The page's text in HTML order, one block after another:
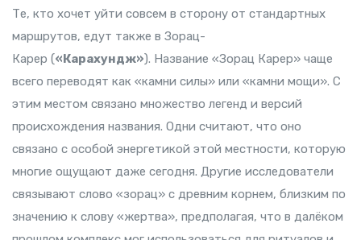
Те, кто хочет уйти совсем в сторону от стандартных
маршрутов, едут также в Зорац-
Карер («Карахундж»). Название «Зорац Карер» чаще
всего переводят как «камни силы» или «камни мощи». С
этим местом связано множество легенд и версий
происхождения названия. Одни считают, что оно
связано с особой энергетикой этой местности, которую
многие ощущают даже сегодня. Другие исследователи
связывают слово «зорац» с древним корнем, близким по
значению к слову «жертва», предполагая, что в далёком